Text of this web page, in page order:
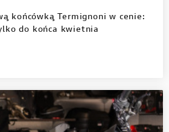
końcówką Termignoni w cenie:
do końca kwietnia